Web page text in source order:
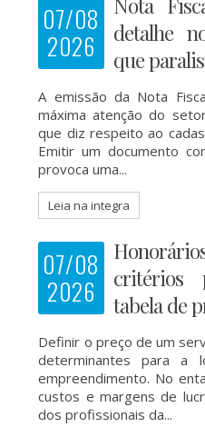
07/08
2026
detalhe
que
A emissão da Nota
máxima atenção do
que diz respeito ao
Emitir um documento
provoca uma...
Leia na integra
07/08
2026
critérios
tabela de
Definir o preço de um
determinantes para a
empreendimento. No
custos e margens de
dos profissionais da...